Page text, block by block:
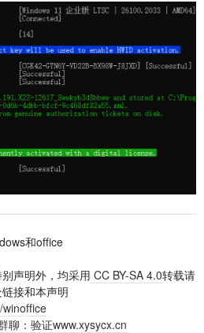
和office
声明外，均采用 CC BY-SA 4.0转载请
接和本声明
winoffice
聊：验证www.xysycx.cn